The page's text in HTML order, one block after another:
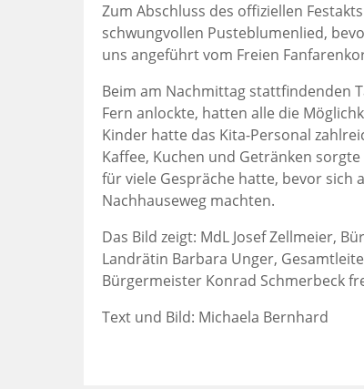
Zum Abschluss des offiziellen
schwungvollen Pusteblumenlied,
uns angeführt vom Freien
Beim am Nachmittag stattfindenden
Fern anlockte, hatten alle die
Kinder hatte das Kita-Personal
Kaffee, Kuchen und Getränken
für viele Gespräche hatte, bevor sich
Nachhauseweg machten.
Das Bild zeigt: MdL Josef Zellmeier,
Landrätin Barbara Unger,
Bürgermeister Konrad Schmerbeck
Text und Bild: Michaela Bernhard